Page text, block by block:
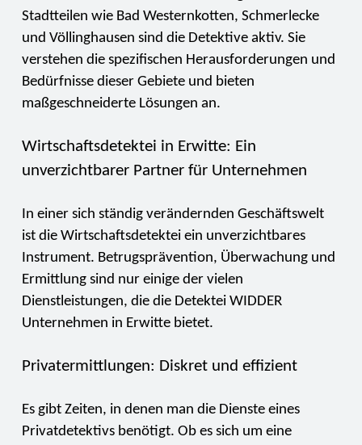
Stadtteilen wie Bad Westernkotten, Schmerlecke
und Völlinghausen sind die Detektive aktiv. Sie
verstehen die spezifischen Herausforderungen und
Bedürfnisse dieser Gebiete und bieten
maßgeschneiderte Lösungen an.
Wirtschaftsdetektei in Erwitte: Ein
unverzichtbarer Partner für Unternehmen
In einer sich ständig verändernden Geschäftswelt
ist die Wirtschaftsdetektei ein unverzichtbares
Instrument. Betrugsprävention, Überwachung und
Ermittlung sind nur einige der vielen
Dienstleistungen, die die Detektei WIDDER
Unternehmen in Erwitte bietet.
Privatermittlungen: Diskret und effizient
Es gibt Zeiten, in denen man die Dienste eines
Privatdetektivs benötigt. Ob es sich um eine